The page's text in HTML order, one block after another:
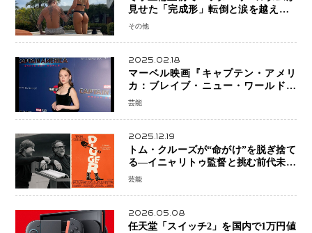
見せた「完成形」転倒と涙を越えて─
ミラノで金を狙うオランダ女王の現在
その他
2025.02.18
マーベル映画『キャプテン・アメリ
カ：ブレイブ・ニュー・ワールド』
新ブラック・ウィドウ役のシラ・ハー
芸能
2025.12.19
トム・クルーズが“命がけ”を脱ぎ捨て
る―イニャリトゥ監督と挑む前代未聞
の大惨事コメディ「DIGGER ディガ
芸能
2026.05.08
任天堂「スイッチ2」を国内で1万円値